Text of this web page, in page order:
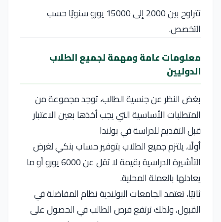
تتراوح بين 2000 إلى 15000 يورو سنويًا حسب
التخصص.
معلومات عامة ومهمة لجميع الطلاب
الدوليين
بغض النظر عن جنسية الطالب، توجد مجموعة من
المتطلبات الأساسية التي يجب أخذها بعين الاعتبار
قبل التقديم للدراسة في بولندا
أولًا، يلتزم جميع الطلاب بتوفير حساب بنكي لغرض
التأشيرة الدراسية بقيمة لا تقل عن 6000 يورو أو ما
يعادلها بالعملة المحلية.
ثانيًا، تعتمد الجامعات البولندية نظام المفاضلة في
القبول، ولذلك ترتفع فرص الطالب في الحصول على